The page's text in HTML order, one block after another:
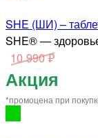
SHE (ШИ) –
SHE® —
10 990 ₽
Акция
*промоцена при